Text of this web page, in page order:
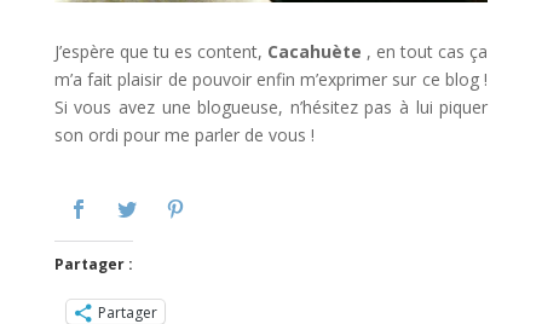
J’espère que tu es content, Cacahuète , en tout cas ça
m’a fait plaisir de pouvoir enfin m’exprimer sur ce blog !
Si vous avez une blogueuse, n’hésitez pas à lui piquer
son ordi pour me parler de vous !
Partager :
Partager